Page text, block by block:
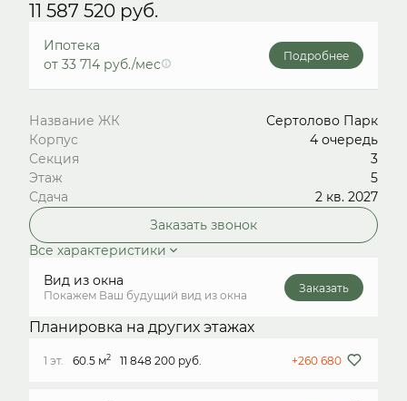
11 587 520 руб.
Ипотека
от 33 714 руб./мес
Подробнее
Название ЖК
Сертолово Парк
Корпус
4 очередь
Секция
3
Этаж
5
Сдача
2 кв. 2027
Заказать звонок
Все характеристики
Вид из окна
Покажем Ваш будущий вид из окна
Заказать
Планировка на других этажах
1 эт. 60.5 м2 11 848 200 руб. +260 680